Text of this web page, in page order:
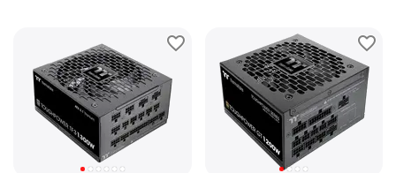
TPD-1000FNFAGE-4)